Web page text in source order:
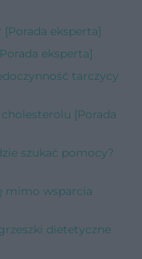
eksperta]
eksperta]
tarczycy
[Porada
szukać pomocy?
mimo wsparcia
dietetyczne